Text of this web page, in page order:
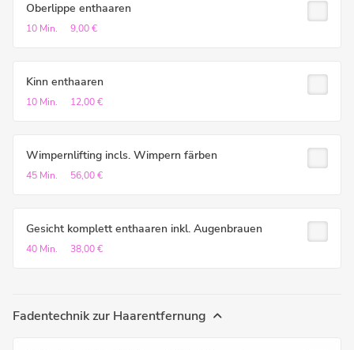
Oberlippe enthaaren
10 Min. 9,00 €
Kinn enthaaren
10 Min. 12,00 €
Wimpernlifting incls. Wimpern färben
45 Min. 56,00 €
Gesicht komplett enthaaren inkl. Augenbrauen
40 Min. 38,00 €
Fadentechnik zur Haarentfernung